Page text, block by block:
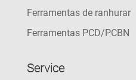
Ferramentas de ranhurar
Ferramentas PCD/PCBN
Service